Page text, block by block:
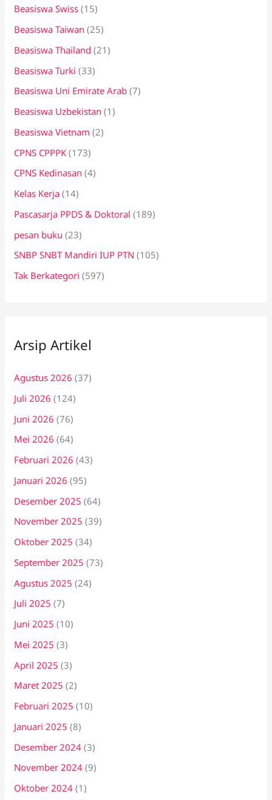
Beasiswa Swiss (15)
Beasiswa Taiwan (25)
Beasiswa Thailand (21)
Beasiswa Turki (33)
Beasiswa Uni Emirate Arab (7)
Beasiswa Uzbekistan (1)
Beasiswa Vietnam (2)
CPNS CPPPK (173)
CPNS Kedinasan (4)
Kelas Kerja (14)
Pascasarja PPDS & Doktoral (189)
pesan buku (23)
SNBP SNBT Mandiri IUP PTN (105)
Tak Berkategori (597)
Arsip Artikel
Agustus 2026 (37)
Juli 2026 (124)
Juni 2026 (76)
Mei 2026 (64)
Februari 2026 (43)
Januari 2026 (95)
Desember 2025 (64)
November 2025 (39)
Oktober 2025 (34)
September 2025 (73)
Agustus 2025 (24)
Juli 2025 (7)
Juni 2025 (10)
Mei 2025 (3)
April 2025 (3)
Maret 2025 (2)
Februari 2025 (10)
Januari 2025 (8)
Desember 2024 (3)
November 2024 (9)
Oktober 2024 (1)